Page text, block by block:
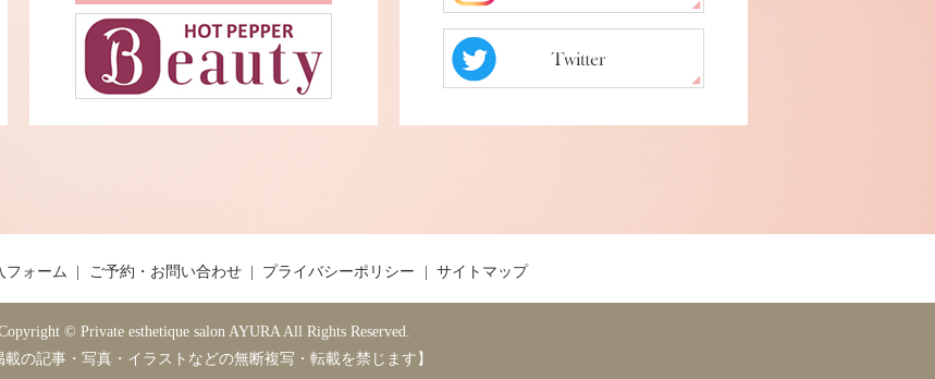
フォーム ご予約・お問い合わせ プライバシーポリシー サイトマップ
© Private esthetique salon AYURA All Rights Reserved.
載の記事・写真・イラストなどの無断複写・転載を禁じます】